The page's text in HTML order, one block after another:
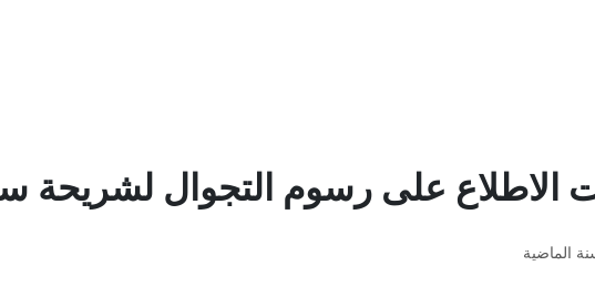
الاطلاع على رسوم التجوال لشريحة
الماضية